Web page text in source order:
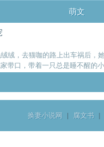
萌文
绒，去猫咖的路上出车祸后，
带口，带着一只总是睡不醒的
擘。而她自己，是全星际最
换妻小说网
| 腐文书 |